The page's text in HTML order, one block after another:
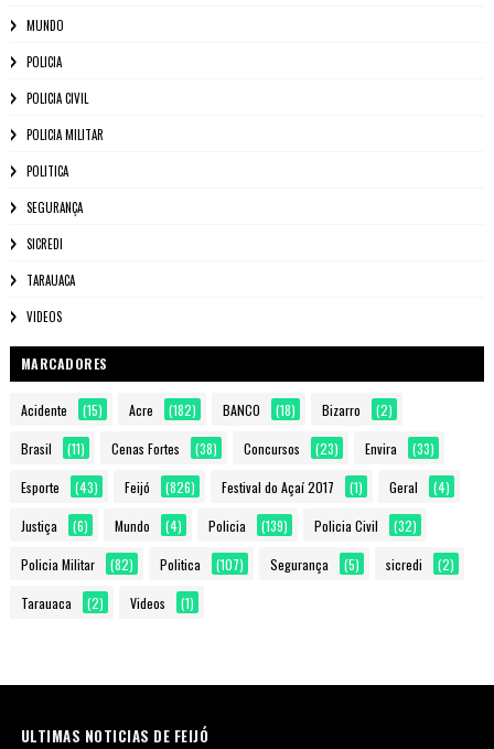
MUNDO
POLICIA
POLICIA CIVIL
POLICIA MILITAR
POLITICA
SEGURANÇA
SICREDI
TARAUACA
VIDEOS
MARCADORES
Acidente (15) Acre (182) BANCO (18) Bizarro (2)
Brasil (11) Cenas Fortes (38) Concursos (23) Envira (33)
Esporte (43) Feijó (826) Festival do Açaí 2017 (1) Geral (4)
Justiça (6) Mundo (4) Policia (139) Policia Civil (32)
Policia Militar (82) Politica (107) Segurança (5) sicredi (2)
Tarauaca (2) Videos (1)
ULTIMAS NOTICIAS DE FEIJÓ